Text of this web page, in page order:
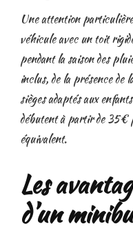
Une attention
véhicule avec un toit
pendant la saison des
inclus, de la présence de
sièges adaptés aux
débutent à partir de 35€
équivalent.
Les
d’un